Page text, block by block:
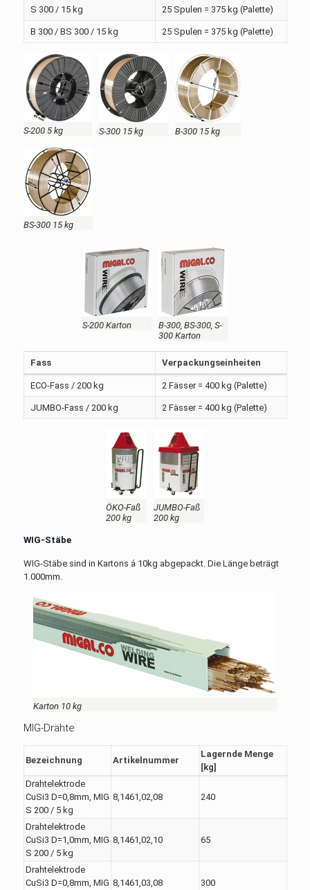
S 300 / 15 kg 25 Spulen = 375 kg (Palette)
B 300 / BS 300 / 15 kg 25 Spulen = 375 kg (Palette)
S-200 5 kg S-300 15 kg B-300 15 kg
BS-300 15 kg
S-200 Karton
B-300, BS-300, S-
300 Karton
Fass Verpackungseinheiten
ECO-Fass / 200 kg 2 Fässer = 400 kg (Palette)
JUMBO-Fass / 200 kg 2 Fässer = 400 kg (Palette)
ÖKO-Faß
200 kg
JUMBO-Faß
200 kg
WIG-Stäbe
WIG-Stäbe sind in Kartons á 10kg abgepackt. Die Länge beträgt
1.000mm.
Karton 10 kg
MIG-Drähte
Bezeichnung Artikelnummer
Lagernde Menge
[kg]
Drahtelektrode
CuSi3 D=0,8mm, MIG
S 200 / 5 kg
8,1461,02,08 240
Drahtelektrode
CuSi3 D=1,0mm, MIG
S 200 / 5 kg
8,1461,02,10 65
Drahtelektrode
CuSi3 D=0,8mm, MIG 8,1461,03,08 300